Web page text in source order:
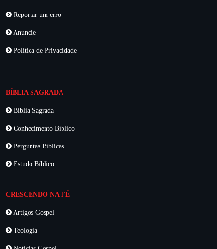
Reportar um erro
Anuncie
Política de Privacidade
BÍBLIA SAGRADA
Bíblia Sagrada
Conhecimento Bíblico
Perguntas Bíblicas
Estudo Bíblico
CRESCENDO NA FÉ
Artigos Gospel
Teologia